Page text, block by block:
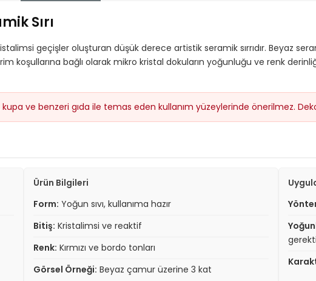
Sırı
geçişler oluşturan düşük derece artistik seramik sırrıdır. Beyaz
koşullarına bağlı olarak mikro kristal dokuların yoğunluğu ve renk
kupa ve benzeri gıda ile temas eden kullanım yüzeylerinde önerilmez.
Ürün Bilgileri
Form: Yoğun sıvı, kullanıma hazır
Bitiş: Kristalimsi ve reaktif
Renk: Kırmızı ve bordo tonları
Görsel Örneği: Beyaz çamur üzerine 3 kat